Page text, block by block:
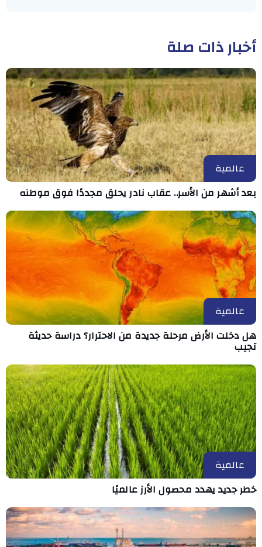
أخبار ذات صلة
عالمية
بعد أشهر من الأسر.. عقاب نادر يحلق مجددًا فوق موطنه
عالمية
هل دخلت الأرض مرحلة جديدة من الاحترار؟ دراسة حديثة
تجيب
عالمية
خطر جديد يهدد محصول الأرز عالميًا